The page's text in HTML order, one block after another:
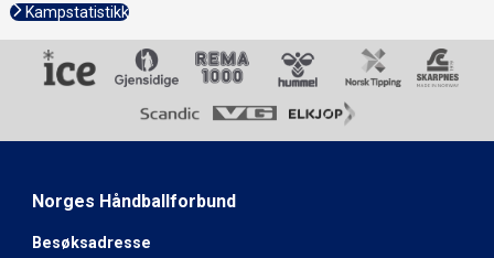
Kampstatistikk
Norges Håndballforbund
Besøksadresse